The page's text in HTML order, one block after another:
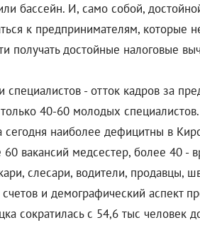
бассейн. И, само собой,
к предпринимателям,
получать достойные налоговые
специалистов - отток кадров за
40-60 молодых специалистов.
сегодня наиболее дефицитны в
вакансий медсестер, более 40 -
слесари, водители,
и демографический аспект
сократилась с 54,6 тыс человек